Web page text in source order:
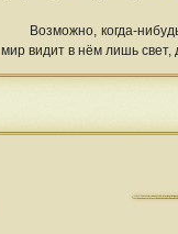
Возможно, когда-
мир видит в нём лишь свет,